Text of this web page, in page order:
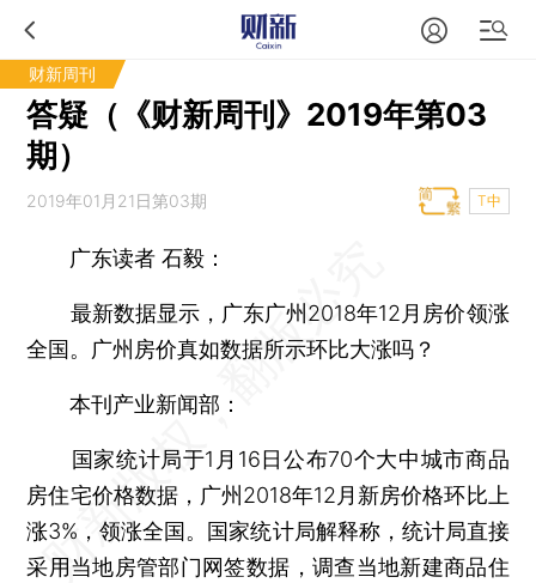
财新周刊
答疑（《财新周刊》2019年第03
期）
2019年01月21日第03期 T中
广东读者 石毅：
最新数据显示，广东广州2018年12月房价领涨
全国。广州房价真如数据所示环比大涨吗？
本刊产业新闻部：
国家统计局于1月16日公布70个大中城市商品
房住宅价格数据，广州2018年12月新房价格环比上
涨3%，领涨全国。国家统计局解释称，统计局直接
采用当地房管部门网签数据，调查当地新建商品住